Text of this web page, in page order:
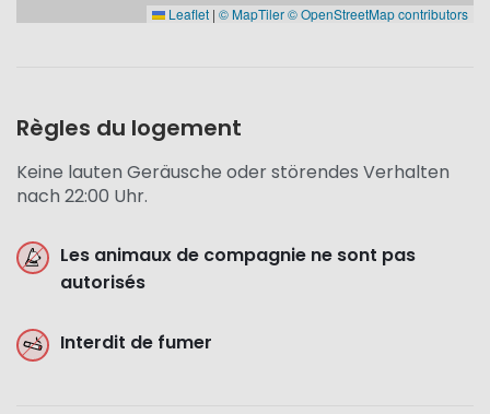
Leaflet | © MapTiler© OpenStreetMap contributors
Règles du logement
Keine lauten Geräusche oder störendes Verhalten
nach 22:00 Uhr.
Les animaux de compagnie ne sont pas
autorisés
Interdit de fumer